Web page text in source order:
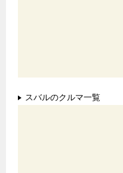
スバルのクルマ一覧